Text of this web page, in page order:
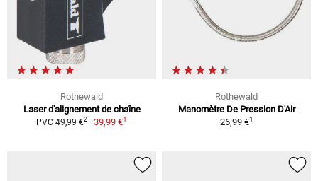
Rothewald
Laser d'alignement de chaîne
PVC 49,99 €2 39,99 €1
Rothewald
Manomètre De Pression D'Air
26,99 €1